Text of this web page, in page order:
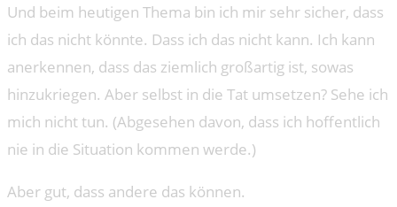
Und beim heutigen Thema bin ich mir sehr sicher, dass
ich das nicht könnte. Dass ich das nicht kann. Ich kann
anerkennen, dass das ziemlich großartig ist, sowas
hinzukriegen. Aber selbst in die Tat umsetzen? Sehe ich
mich nicht tun. (Abgesehen davon, dass ich hoffentlich
nie in die Situation kommen werde.)
Aber gut, dass andere das können.